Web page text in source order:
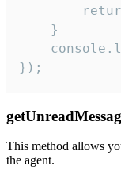
    }
});
This method allows
the agent.